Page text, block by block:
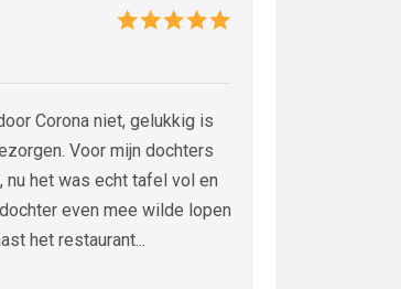
Corona niet, gelukkig is
Voor mijn dochters
nu het was echt tafel vol en
even mee wilde lopen
het restaurant...